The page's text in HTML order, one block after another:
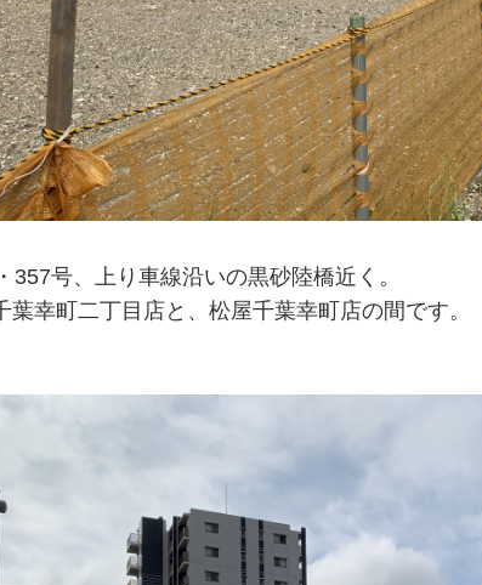
357号、上り車線沿いの黒砂陸橋近く。
葉幸町二丁目店と、松屋千葉幸町店の間です。